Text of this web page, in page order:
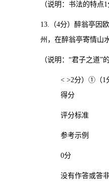
（说明：书法的特
13.（4分）醉翁亭因
州，在醉翁亭寄情山
（说明：“君子之道”
< >2分）①（1
得分
评分标准
参考示例
0分
没有作答或答非